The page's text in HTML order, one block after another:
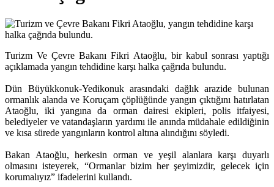
Turizm Ve Çevre Bakanı Fikri Ataoğlu, bir kabul sonrası yaptığı
açıklamada yangın tehdidine karşı halka çağrıda bulundu.
Dün Büyükkonuk-Yedikonuk arasındaki dağlık arazide bulunan
ormanlık alanda ve Koruçam çöplüğünde yangın çıktığını hatırlatan
Ataoğlu, iki yangına da orman dairesi ekipleri, polis itfaiyesi,
belediyeler ve vatandaşların yardımı ile anında müdahale edildiğinin
ve kısa sürede yangınların kontrol altına alındığını söyledi.
Bakan Ataoğlu, herkesin orman ve yeşil alanlara karşı duyarlı
olmasını isteyerek, “Ormanlar bizim her şeyimizdir, gelecek için
korumalıyız” ifadelerini kullandı.